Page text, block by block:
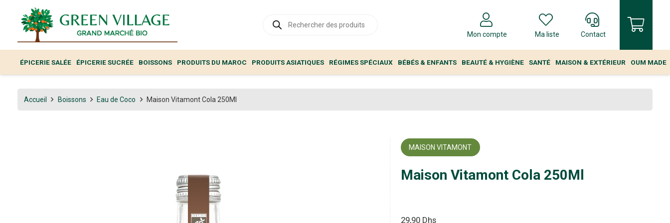
produits
Mon compte Ma liste Contact
ÉPICERIE SALÉE ÉPICERIE SUCRÉE BOISSONS PRODUITS DU MAROC PRODUITS ASIATIQUES RÉGIMES SPÉCIAUX BÉBÉS & ENFANTS BEAUTÉ & HYGIÈNE SANTÉ MAISON & EXTÉRIEUR OUM MADE
Accueil Boissons Eau de Coco Maison Vitamont Cola 250Ml
MAISON VITAMONT
Maison Vitamont Cola 250Ml
29,90 Dhs